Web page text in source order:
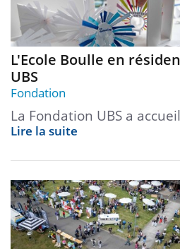
L'Ecole Boulle en
UBS
Fondation
La Fondation UBS a
Lire la suite